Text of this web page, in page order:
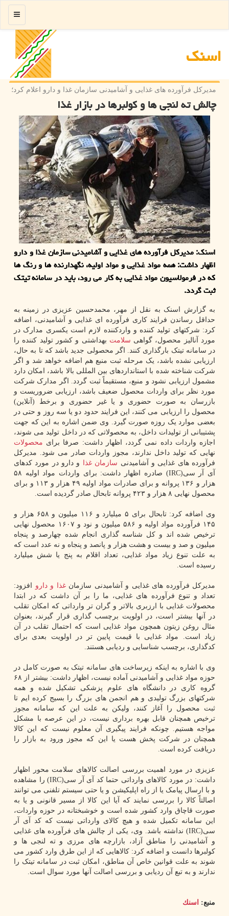
اسنك
منو
مدیركل فرآورده های غذایی و آشامیدنی سازمان غذا و دارو اعلام كرد؛
چالش ته لنجی ها و كولبرها در بازار غذا
اسنک: مدیرکل فرآورده های غذایی و آشامیدنی سازمان غذا و دارو
اظهار داشت: همه مواد غذایی و مواد اولیه، نگهدارنده ها و رنگ ها
که در فرمولاسیون مواد غذایی به کار می رود، باید در سامانه تیتک
ثبت گردد.
به گزارش اسنک به نقل از مهر، محمدحسین عزیزی در زمینه به
حداقل رساندن فرایند کاری فرآورده ای غذایی و آشامیدنی، اضافه
کرد: شرکتهای تولید کننده و واردکننده لازم است یکسری مدارک در
مورد آنالیز محصول، گواهی سلامت بهداشتی و کشور تولید کننده را
در سامانه تیتک بارگذاری کنند. اگر محصولی جدید باشد که تا به حال،
ارزیابی نشده باشد، یک مرحله ثبت منبع هم اضافه خواهد شد و اگر
شرکت شناخته شده با استانداردهای بین المللی بالا باشد، امکان دارد
مشمول ارزیابی نشود و منبع، مستقیماً ثبت گردد. اگر مدارک شرکت
مورد نظر برای واردات محصول ضعیف باشد، ارزیابی ضروریست و
بازرسان به صورت حضوری و یا غیر حضوری و برخط (آنلاین)
محصول را ارزیابی می کنند، این فرایند حدود دو یا سه روز و حتی در
بعضی موارد یک روزه صورت گیرد. وی ضمن اشاره به این که جهت
پشتیبانی از تولیدات داخل، به محصولاتی که در داخل تولید می شوند،
اجازه واردات داده نمی گردد، اظهار داشت: صرفا برای محصولات
نهایی که تولید داخل ندارند، مجوز واردات صادر می شود. مدیرکل
فرآورده های غذایی و آشامیدنی سازمان غذا و دارو در مورد کدهای
آی آر سی(IRC) صادره اظهار داشت: برای واردات مواد اولیه ۵۸
هزار و ۱۳۶ پروانه و برای صادرات مواد اولیه ۴۹ هزار و ۱۱۳ و برای
محصول نهایی ۸ هزار و ۴۲۳ پروانه تابحال صادر گردیده است.
وی اضافه کرد: تابحال برای ۵ میلیارد و ۱۱۶ میلیون و ۶۵۸ هزار و
۱۴۵ فرآورده مواد اولیه و ۵۸۶ میلیون و نود و ۱۶۰۷ محصول نهایی
ترخیص شده اند و کل شناسه گذاری انجام شده چهارصد و پنجاه
میلیون و صد و بیست و هشت هزار و پانصد و پنجاه و نه عدد است که
به علت تنوع زیاد مواد غذایی، تعداد اقلام به پنج یا شش میلیارد
رسیده است.
مدیرکل فرآورده های غذایی و آشامیدنی سازمانغذا و دارو افزود:
تعداد و تنوع فرآورده های غذایی، ما را بر آن داشت که در ابتدا
محصولات غذایی با ارزبری بالاتر و گران تر وارداتی که امکان تقلب
در آنها بیشتر است، در اولویت برچسب گذاری قرار گیرند، بعنوان
مثال روغن زیتون همچون مواد غذایی است که احتمال تقلب در آن
زیاد است. مواد غذایی با قیمت پایین تر در اولویت بعدی برای
کدگذاری، برچسب شناسایی و ردیابی هستند.
وی با اشاره به اینکه زیرساخت های سامانه تیتک به صورت کامل در
حوزه مواد غذایی و آشامیدنی آماده نیست، اظهار داشت: بیشتر از ۶۸
گروه کاری در دانشگاه های علوم پزشکی تشکیل شده و همه
شرکتهای بزرگ تولیدی و هم انجمن های بزرگ را بسیج کرده ایم تا
ثبت محصول را آغاز کنند، ولیکن به علت این که سامانه مجوز
ترخیص همچنان قابل بهره برداری نیست، در این عرصه با مشکل
مواجه هستیم. چونکه فرایند پیگیری آن معلوم نیست که این کالا
همچنان در شرکت پخش هست یا این که مجوز ورود به بازار را
دریافت کرده است.
عزیزی در مورد اهمیت بررسی اصالت کالاهای سلامت محور اظهار
داشت: در مورد کالاهای وارداتی حتما کد آی آر سی(IRC) را مشاهده
و با ارسال پیامک یا از راه اپلیکیشن و یا حتی سیستم تلفنی می توانند
اصالتاً کالا را بررسی نمایند که آیا این کالا از مسیر قانونی و یا به
صورت قاچاق وارد کشور شده است و خوشبختانه در حوزه واردات،
این سامانه تکمیل شده و هیچ کالای وارداتی نیست که کد آی آر
سی(IRC) نداشته باشد. وی، یکی از چالش های فرآورده های غذایی
و آشامیدنی را مناطق آزاد، بازارچه های مرزی و ته لنجی ها و
کولبرها دانست و اضافه کرد: کالاهایی که از این طرق وارد کشور می
شوند به علت قوانین خاص آن مناطق، امکان ثبت در سامانه تیتک را
ندارند و به تبع آن ردیابی و بررسی اصالت آنها مورد سوال است.
منبع: اسنك